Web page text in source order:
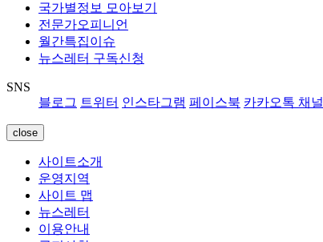
국가별정보 모아보기
전문가오피니언
월간특집이슈
뉴스레터 구독신청
SNS
블로그 트위터 인스타그램 페이스북 카카오톡 채널
close
사이트소개
운영지역
사이트 맵
뉴스레터
이용안내